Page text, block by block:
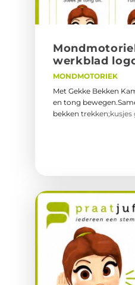
werk­blad
MONDMOTORIEK
Met Gekke Bekken
en tong
bekken
mondbewegingen.
werkblad Gekke
Kampioen.pdf